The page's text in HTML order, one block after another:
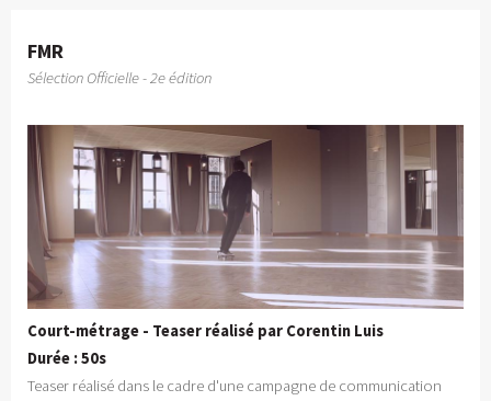
FMR
Sélection Officielle - 2e édition
Court-métrage - Teaser réalisé par Corentin Luis
Durée : 50s
Teaser réalisé dans le cadre d'une campagne de communication